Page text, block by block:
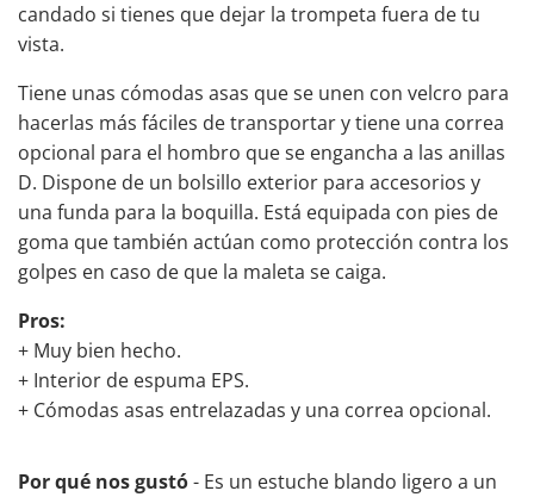
candado si tienes que dejar la trompeta fuera de tu
vista.
Tiene unas cómodas asas que se unen con velcro para
hacerlas más fáciles de transportar y tiene una correa
opcional para el hombro que se engancha a las anillas
D. Dispone de un bolsillo exterior para accesorios y
una funda para la boquilla. Está equipada con pies de
goma que también actúan como protección contra los
golpes en caso de que la maleta se caiga.
Pros:
+ Muy bien hecho.
+ Interior de espuma EPS.
+ Cómodas asas entrelazadas y una correa opcional.
Por qué nos gustó- Es un estuche blando ligero a un